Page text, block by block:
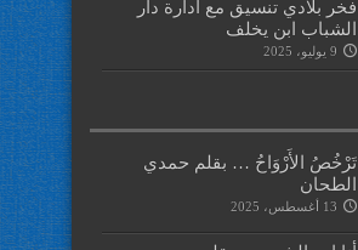
فخر بلادي تنسيق مع ادارة دار
الشباب ابن يخلف
9 يوليو، 2025
تَرْخُصُ الأَرْوَاحُ … بقلم حمدي
الطحان
13 أغسطس، 2025